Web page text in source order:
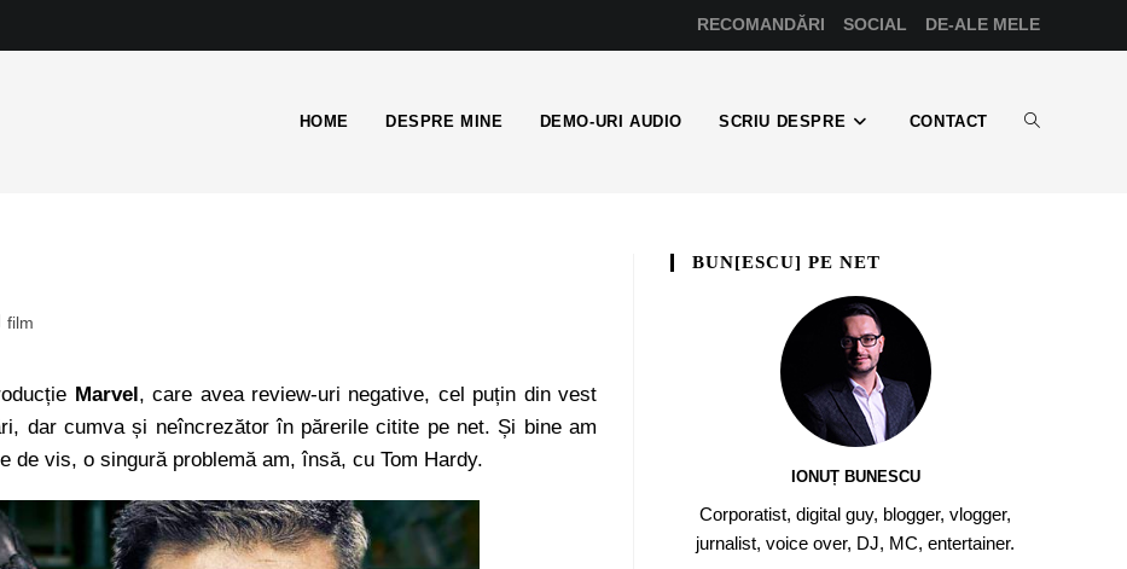
RECOMANDĂRI SOCIAL DE-ALE MELE
HOME DESPRE MINE DEMO-URI AUDIO SCRIU DESPRE CONTACT
film
Marvel, care avea review-uri negative, cel puțin din vest
dar cumva și neîncrezător în părerile citite pe net. Și bine am
de vis, o singură problemă am, însă, cu Tom Hardy.
BUN[ESCU] PE NET
IONUȚ BUNESCU
Corporatist, digital guy, blogger, vlogger,
jurnalist, voice over, DJ, MC, entertainer.